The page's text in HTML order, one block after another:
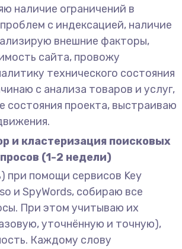
наличие ограничений в
с индексацией, наличие
внешние факторы,
сайта, провожу
технического состояния
с анализа товаров и услуг,
состояния проекта, выстраиваю
и кластеризация поисковых
(1-2 недели)
при помощи сервисов Key
и SpyWords, собираю все
При этом учитываю их
уточнённую и точную),
Каждому слову